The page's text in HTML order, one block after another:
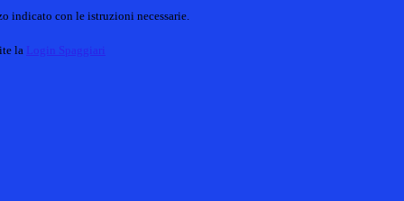
indicato con le istruzioni necessarie.
la Login Spaggiari